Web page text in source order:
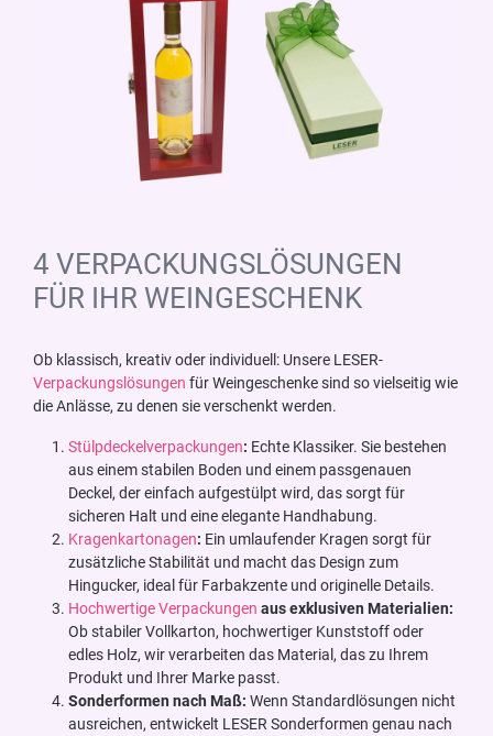
4 VERPACKUNGSLÖSUNGEN
FÜR IHR WEINGESCHENK
Ob klassisch, kreativ oder individuell: Unsere LESER-
Verpackungslösungen für Weingeschenke sind so vielseitig wie
die Anlässe, zu denen sie verschenkt werden.
Stülpdeckelverpackungen: Echte Klassiker. Sie bestehen
aus einem stabilen Boden und einem passgenauen
Deckel, der einfach aufgestülpt wird, das sorgt für
sicheren Halt und eine elegante Handhabung.
Kragenkartonagen: Ein umlaufender Kragen sorgt für
zusätzliche Stabilität und macht das Design zum
Hingucker, ideal für Farbakzente und originelle Details.
Hochwertige Verpackungen aus exklusiven Materialien:
Ob stabiler Vollkarton, hochwertiger Kunststoff oder
edles Holz, wir verarbeiten das Material, das zu Ihrem
Produkt und Ihrer Marke passt.
Sonderformen nach Maß: Wenn Standardlösungen nicht
ausreichen, entwickelt LESER Sonderformen genau nach